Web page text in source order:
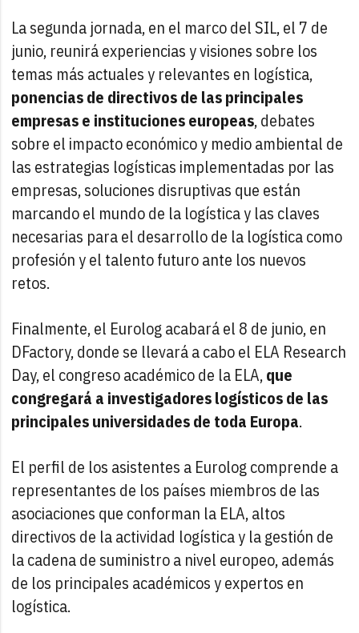
La segunda jornada, en el marco del SIL, el 7 de
junio, reunirá experiencias y visiones sobre los
temas más actuales y relevantes en logística,
ponencias de directivos de las principales
empresas e instituciones europeas, debates
sobre el impacto económico y medio ambiental de
las estrategias logísticas implementadas por las
empresas, soluciones disruptivas que están
marcando el mundo de la logística y las claves
necesarias para el desarrollo de la logística como
profesión y el talento futuro ante los nuevos
retos.
Finalmente, el Eurolog acabará el 8 de junio, en
DFactory, donde se llevará a cabo el ELA Research
Day, el congreso académico de la ELA,que
congregará a investigadores logísticos de las
principales universidades de toda Europa.
El perfil de los asistentes a Eurolog comprende a
representantes de los países miembros de las
asociaciones que conforman la ELA, altos
directivos de la actividad logística y la gestión de
la cadena de suministro a nivel europeo, además
de los principales académicos y expertos en
logística.